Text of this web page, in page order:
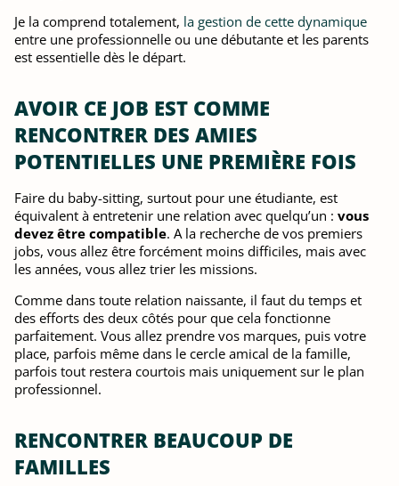
Je la comprend totalement, la gestion de cette dynamique
entre une professionnelle ou une débutante et les parents
est essentielle dès le départ.
AVOIR CE JOB EST COMME
RENCONTRER DES AMIES
POTENTIELLES UNE PREMIÈRE FOIS
Faire du baby-sitting, surtout pour une étudiante, est
équivalent à entretenir une relation avec quelqu’un : vous
devez être compatible. A la recherche de vos premiers
jobs, vous allez être forcément moins difficiles, mais avec
les années, vous allez trier les missions.
Comme dans toute relation naissante, il faut du temps et
des efforts des deux côtés pour que cela fonctionne
parfaitement. Vous allez prendre vos marques, puis votre
place, parfois même dans le cercle amical de la famille,
parfois tout restera courtois mais uniquement sur le plan
professionnel.
RENCONTRER BEAUCOUP DE
FAMILLES